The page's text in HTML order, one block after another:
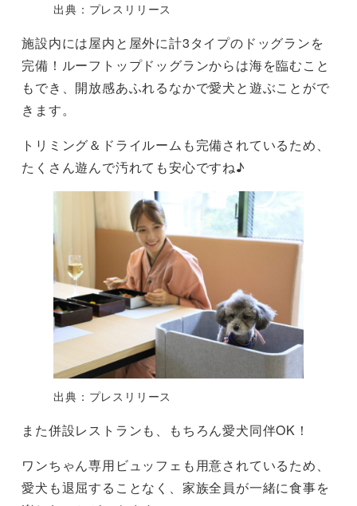
出典：プレスリリース
施設内には屋内と屋外に計3タイプのドッグランを
完備！ルーフトップドッグランからは海を臨むこと
もでき、開放感あふれるなかで愛犬と遊ぶことがで
きます。
トリミング＆ドライルームも完備されているため、
たくさん遊んで汚れても安心ですね♪
出典：プレスリリース
また併設レストランも、もちろん愛犬同伴OK！
ワンちゃん専用ビュッフェも用意されているため、
愛犬も退屈することなく、家族全員が一緒に食事を